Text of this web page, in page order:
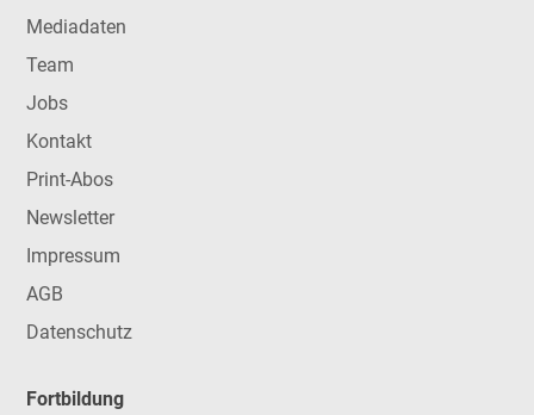
Mediadaten
Team
Jobs
Kontakt
Print-Abos
Newsletter
Impressum
AGB
Datenschutz
Fortbildung